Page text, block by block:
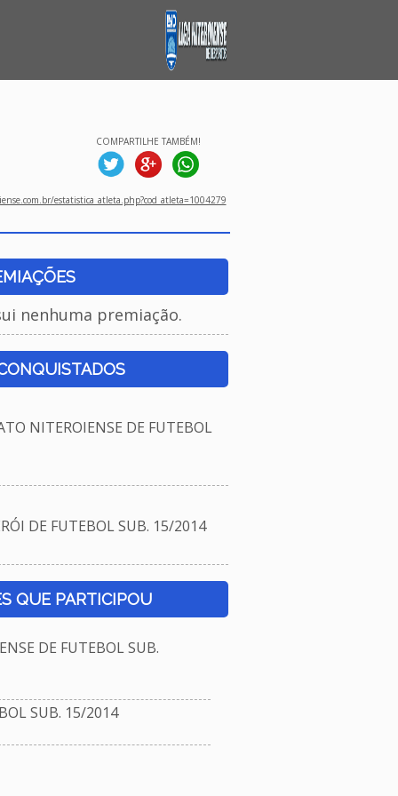
COMPARTILHE TAMBÉM!
estatistica_atleta.php?cod_atleta=1004279
nenhuma premiação.
NITEROIENSE DE FUTEBOL
DE FUTEBOL SUB. 15/2014
QUE PARTICIPOU
DE FUTEBOL SUB.
SUB. 15/2014